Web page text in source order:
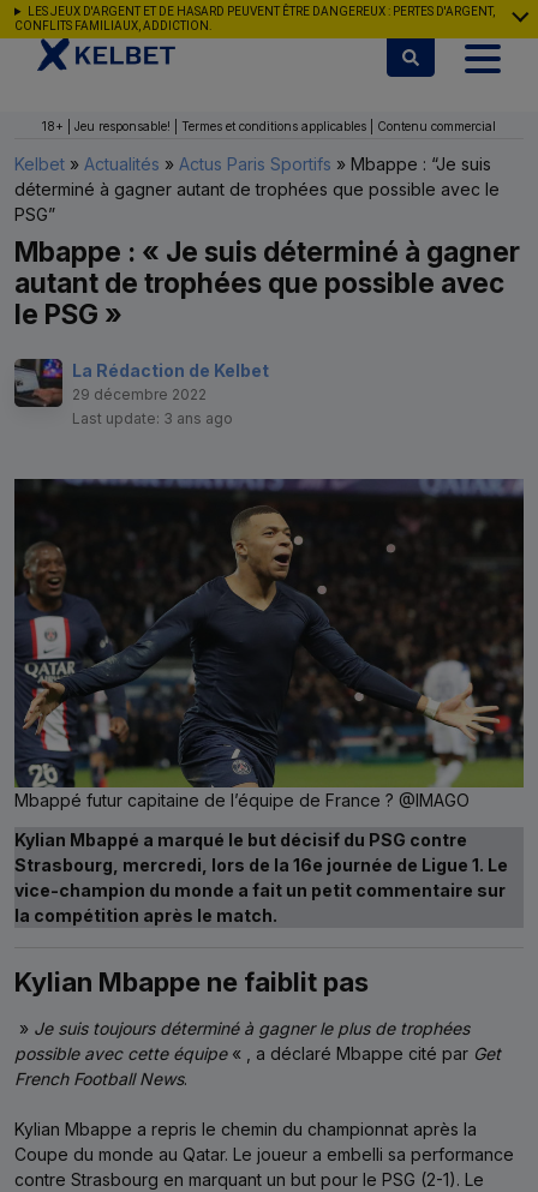
Aller au contenu
LES JEUX D'ARGENT ET DE HASARD PEUVENT ÊTRE DANGEREUX : PERTES D'ARGENT,
CONFLITS FAMILIAUX, ADDICTION.
18+ | Jeu responsable! | Termes et conditions applicables | Contenu commercial
Kelbet » Actualités » Actus Paris Sportifs » Mbappe : “Je suis
déterminé à gagner autant de trophées que possible avec le
PSG”
Mbappe : « Je suis déterminé à gagner
autant de trophées que possible avec
le PSG »
La Rédaction de Kelbet
29 décembre 2022
Last update: 3 ans ago
Mbappé futur capitaine de l’équipe de France ? @IMAGO
Kylian Mbappé a marqué le but décisif du PSG contre
Strasbourg, mercredi, lors de la 16e journée de Ligue 1. Le
vice-champion du monde a fait un petit commentaire sur
la compétition après le match.
Kylian Mbappe ne faiblit pas
» Je suis toujours déterminé à gagner le plus de trophées
possible avec cette équipe« , a déclaré Mbappe cité par Get
French Football News.
Kylian Mbappe a repris le chemin du championnat après la
Coupe du monde au Qatar. Le joueur a embelli sa performance
contre Strasbourg en marquant un but pour le PSG (2-1). Le